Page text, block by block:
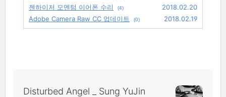
젠하이저 모멘텀 이어폰 수리
(4)
2018.02.20
Adobe Camera Raw CC 업데이트
(0) 2018.02.19
Disturbed Angel _ Sung YuJin